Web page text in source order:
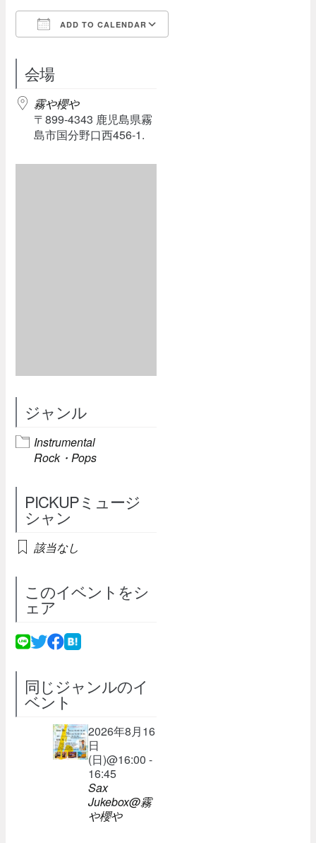
ADD TO CALENDAR
会場
霧や櫻や
〒899-4343 鹿児島県霧
島市国分野口西456-1.
ジャンル
Instrumental
Rock・Pops
PICKUPミュージ
シャン
該当なし
このイベントをシ
ェア
同じジャンルのイ
ベント
2026年8月16
日
(日)@16:00 -
16:45
Sax
Jukebox@霧
や櫻や